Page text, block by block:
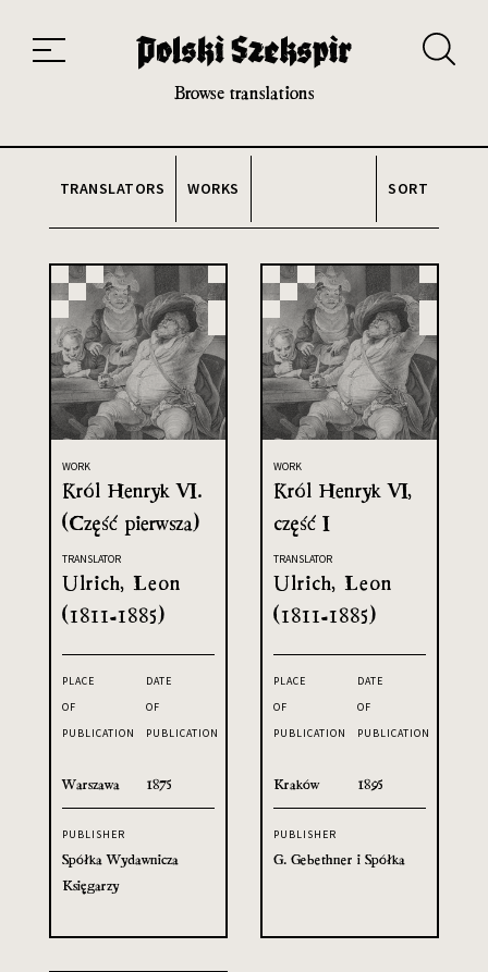
20th and 21st century module
Browse translations
TRANSLATORS WORKS SORT
WORK
Król Henryk VI.
(Część pierwsza)
TRANSLATOR
Ulrich, Leon
(1811-1885)
PLACE
OF
PUBLICATION
Warszawa
DATE
OF
PUBLICATION
1875
PUBLISHER
Spółka Wydawnicza
Księgarzy
WORK
Król Henryk VI,
część I
TRANSLATOR
Ulrich, Leon
(1811-1885)
PLACE
OF
PUBLICATION
Kraków
DATE
OF
PUBLICATION
1895
PUBLISHER
G. Gebethner i Spółka